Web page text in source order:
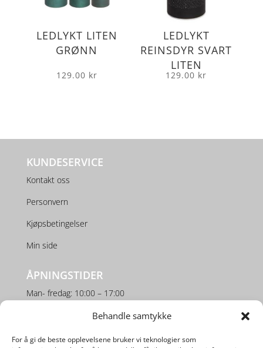
Behandle samtykke
For å gi de beste opplevelsene bruker vi teknologier som
LEDLYKT LITEN
GRØNN
129.00 kr
LEDLYKT
REINSDYR SVART
LITEN
129.00 kr
KUNDESERVICE
Kontakt oss
Personvern
Kjøpsbetingelser
Min side
ÅPNINGSTIDER
Man- fredag: 10:00 – 17:00
Lørdag: 10:00 – 16:00
SOSIALE MEDIER